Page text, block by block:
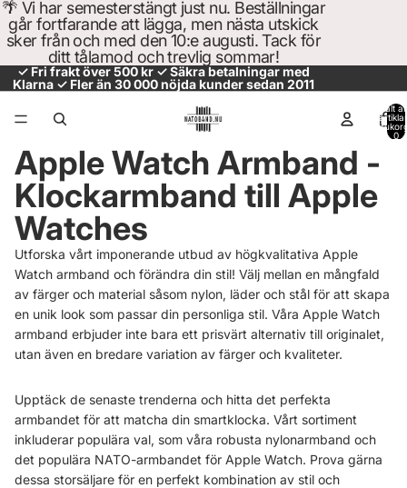
🌴 Vi har semesterstängt just nu. Beställningar
går fortfarande att lägga, men nästa utskick
sker från och med den 10:e augusti. Tack för
ditt tålamod och trevlig sommar!
✓ Fri frakt över 500 kr ✓ Säkra betalningar med
Klarna ✓ Fler än 30 000 nöjda kunder sedan 2011
Totalt
0
Apple Watch Armband -
Klockarmband till Apple
Watches
Utforska vårt imponerande utbud av högkvalitativa Apple
Watch armband och förändra din stil! Välj mellan en mångfald
av färger och material såsom nylon, läder och stål för att skapa
en unik look som passar din personliga stil. Våra Apple Watch
armband erbjuder inte bara ett prisvärt alternativ till originalet,
utan även en bredare variation av färger och kvaliteter.
Upptäck de senaste trenderna och hitta det perfekta
armbandet för att matcha din smartklocka. Vårt sortiment
inkluderar populära val, som våra robusta nylonarmband och
det populära NATO-armbandet för Apple Watch. Prova gärna
dessa storsäljare för en perfekt kombination av stil och